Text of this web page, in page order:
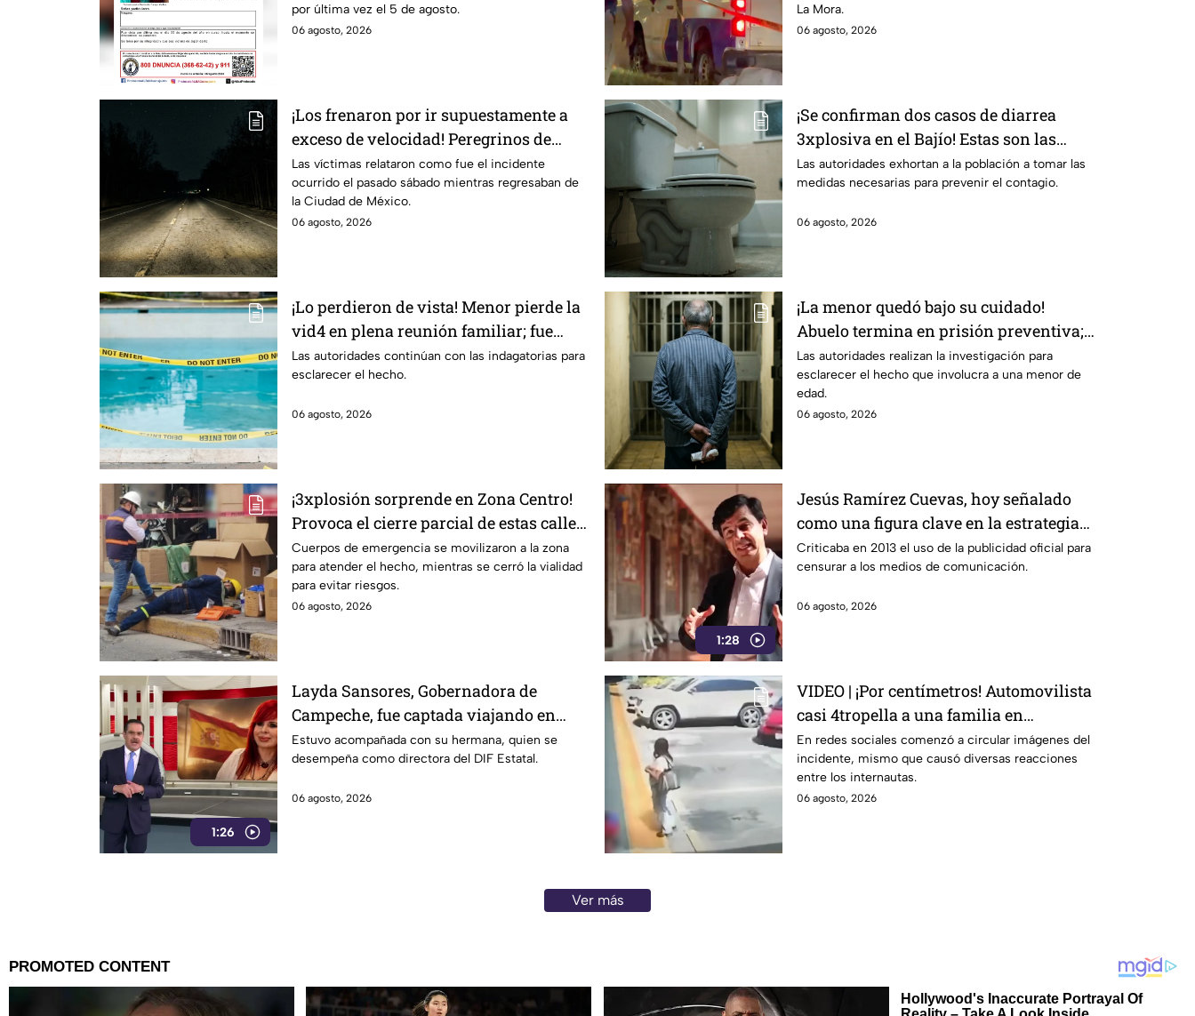
por última vez el 5 de agosto.
06 agosto, 2026
La Mora.
06 agosto, 2026
¡Los frenaron por ir supuestamente a
exceso de velocidad! Peregrinos de
Nuevo Laredo relatan cómo fueron
asaltados en Irapuato
Las víctimas relataron como fue el incidente
ocurrido el pasado sábado mientras regresaban de
la Ciudad de México.
06 agosto, 2026
¡Se confirman dos casos de diarrea
3xplosiva en el Bajío! Estas son las
medidas para evitar el contagio
Las autoridades exhortan a la población a tomar las
medidas necesarias para prevenir el contagio.
06 agosto, 2026
¡Lo perdieron de vista! Menor pierde la
vid4 en plena reunión familiar; fue
localizado en la alberca
Las autoridades continúan con las indagatorias para
esclarecer el hecho.
06 agosto, 2026
¡La menor quedó bajo su cuidado!
Abuelo termina en prisión preventiva;
¿qué sucedió?
Las autoridades realizan la investigación para
esclarecer el hecho que involucra a una menor de
edad.
06 agosto, 2026
¡3xplosión sorprende en Zona Centro!
Provoca el cierre parcial de estas calles
de León
Cuerpos de emergencia se movilizaron a la zona
para atender el hecho, mientras se cerró la vialidad
para evitar riesgos.
06 agosto, 2026
1:28
Jesús Ramírez Cuevas, hoy señalado
como una figura clave en la estrategia
de censura del gobierno
Criticaba en 2013 el uso de la publicidad oficial para
censurar a los medios de comunicación.
06 agosto, 2026
1:26
Layda Sansores, Gobernadora de
Campeche, fue captada viajando en
primera clase rumbo a Madrid
Estuvo acompañada con su hermana, quien se
desempeña como directora del DIF Estatal.
06 agosto, 2026
VIDEO | ¡Por centímetros! Automovilista
casi 4tropella a una familia en
reconocida plaza comercial
En redes sociales comenzó a circular imágenes del
incidente, mismo que causó diversas reacciones
entre los internautas.
06 agosto, 2026
Ver más